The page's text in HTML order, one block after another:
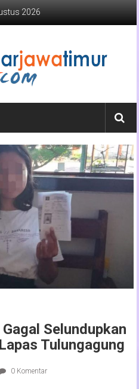
2026
Selundupkan
Tulungagung
0 Komentar